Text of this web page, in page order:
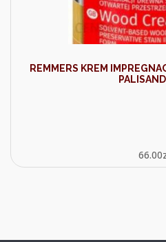
REMMERS KREM
66.00